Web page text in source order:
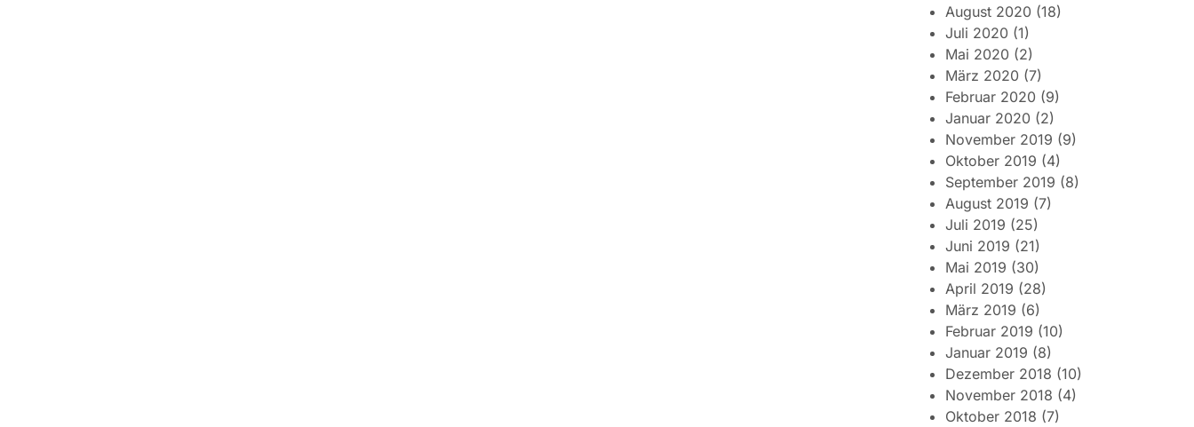
August 2020 (18)
Juli 2020 (1)
Mai 2020 (2)
März 2020 (7)
Februar 2020 (9)
Januar 2020 (2)
November 2019 (9)
Oktober 2019 (4)
September 2019 (8)
August 2019 (7)
Juli 2019 (25)
Juni 2019 (21)
Mai 2019 (30)
April 2019 (28)
März 2019 (6)
Februar 2019 (10)
Januar 2019 (8)
Dezember 2018 (10)
November 2018 (4)
Oktober 2018 (7)